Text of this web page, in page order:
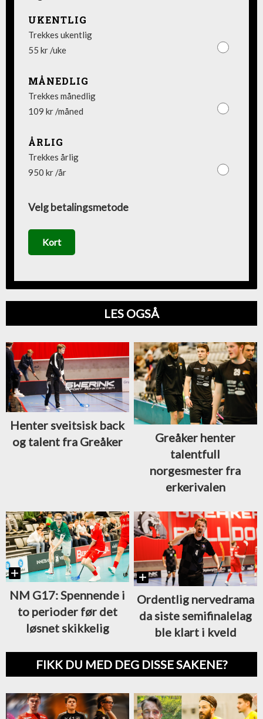
UKENTLIG
Trekkes ukentlig
55 kr /uke
MÅNEDLIG
Trekkes månedlig
109 kr /måned
ÅRLIG
Trekkes årlig
950 kr /år
Velg betalingsmetode
Kort
LES OGSÅ
Henter sveitsisk back
og talent fra Greåker
Greåker henter
talentfull
norgesmester fra
erkerivalen
NM G17: Spennende i
to perioder før det
løsnet skikkelig
Ordentlig nervedrama
da siste semifinalelag
ble klart i kveld
FIKK DU MED DEG DISSE SAKENE?